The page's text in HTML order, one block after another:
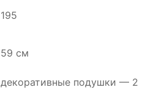
195
59 см
декоративные подушки — 2